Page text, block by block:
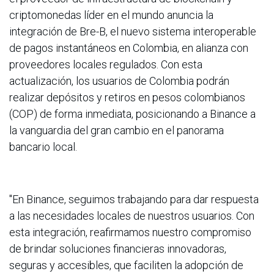
criptomonedas líder en el mundo anuncia la
integración de Bre-B, el nuevo sistema interoperable
de pagos instantáneos en Colombia, en alianza con
proveedores locales regulados. Con esta
actualización, los usuarios de Colombia podrán
realizar depósitos y retiros en pesos colombianos
(COP) de forma inmediata, posicionando a Binance a
la vanguardia del gran cambio en el panorama
bancario local.
"En Binance, seguimos trabajando para dar respuesta
a las necesidades locales de nuestros usuarios. Con
esta integración, reafirmamos nuestro compromiso
de brindar soluciones financieras innovadoras,
seguras y accesibles, que faciliten la adopción de